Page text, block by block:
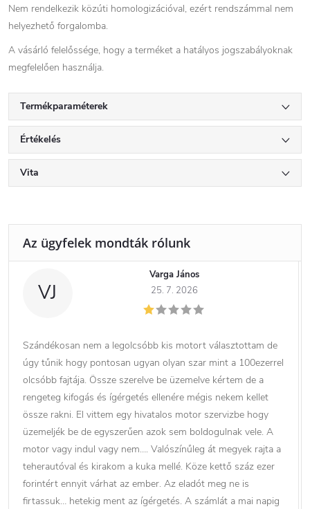
Nem rendelkezik közúti homologizációval, ezért rendszámmal nem
helyezhető forgalomba.
A vásárló felelőssége, hogy a terméket a hatályos jogszabályoknak
megfelelően használja.
Termékparaméterek
Értékelés
Vita
VJ
Varga János
25. 7. 2026
Szándékosan nem a legolcsóbb kis motort választottam de
úgy tűnik hogy pontosan ugyan olyan szar mint a 100ezerrel
olcsóbb fajtája. Össze szerelve be üzemelve kértem de a
rengeteg kifogás és ígérgetés ellenére mégis nekem kellet
össze rakni. El vittem egy hivatalos motor szervizbe hogy
üzemeljék be de egyszerűen azok sem boldogulnak vele. A
motor vagy indul vagy nem…. Valószínűleg át megyek rajta a
teherautóval és kirakom a kuka mellé. Köze kettő száz ezer
forintért ennyit várhat az ember. Az eladót meg ne is
firtassuk… hetekig ment az ígérgetés. A számlát a mai napig